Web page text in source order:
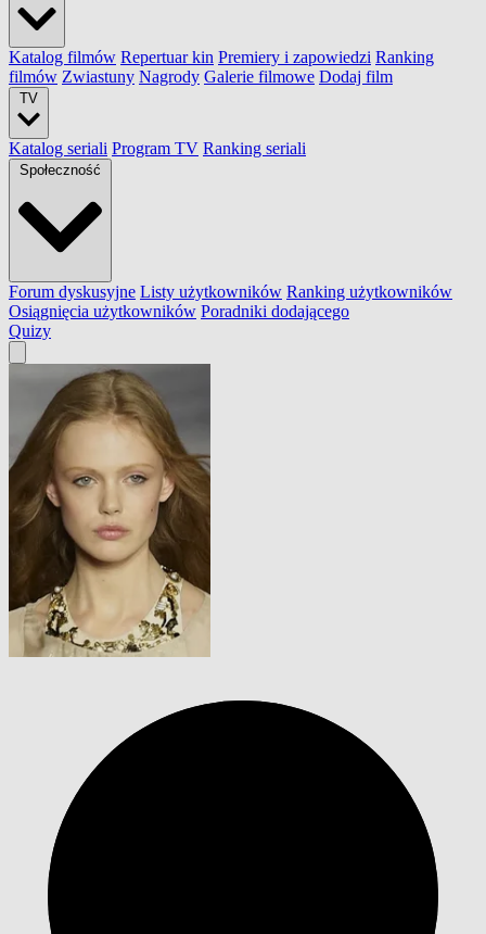
Katalog filmów Repertuar kin Premiery i zapowiedzi Ranking
filmów Zwiastuny Nagrody Galerie filmowe Dodaj film
TV
Katalog seriali Program TV Ranking seriali
Społeczność
Forum dyskusyjne Listy użytkowników Ranking użytkowników
Osiągnięcia użytkowników Poradniki dodającego
Quizy